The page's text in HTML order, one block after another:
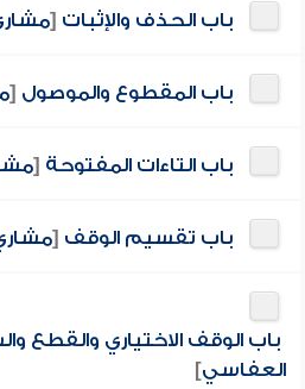
باب الحذف والإثبات [
باب المقطوع والموصول [
باب التاءات المفتوحة [
باب تقسيم الوقف [
باب الوقف الاختياري والقطع
العفاسي]